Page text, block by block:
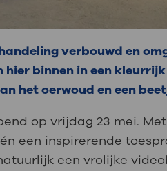
verbouwd en
binnen in een
het oerwoud en een
op vrijdag 23 mei.
een inspirerende
een vrolijke